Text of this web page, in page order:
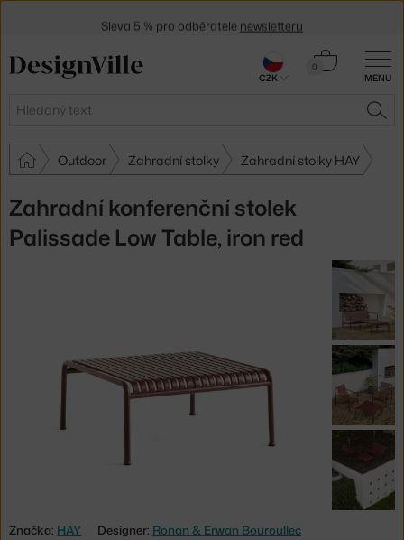
MENU
Hledat
0
Košík
Outdoor Zahradní stolky Zahradní stolky HAY
Zahradní konferenční stolek
Palissade Low Table, iron red
Značka: HAY Designer: Ronan & Erwan Bouroullec
Sleva 5 % pro odběratele newsletteru
30 dní na vrácení zboží
CZK